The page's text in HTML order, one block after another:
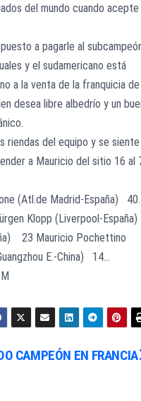
del mundo cuando acepte
a pagarle al
y el sudamericano está
a la venta de la franquicia de
desea libre albedrío y un
riendas del equipo y se siente
a Mauricio del sitio 16 al
Madrid-España)
Klopp (Liverpool-
23 Mauricio Pochettino
E.-China) 14…
CAMPEÓN EN FRANCIA